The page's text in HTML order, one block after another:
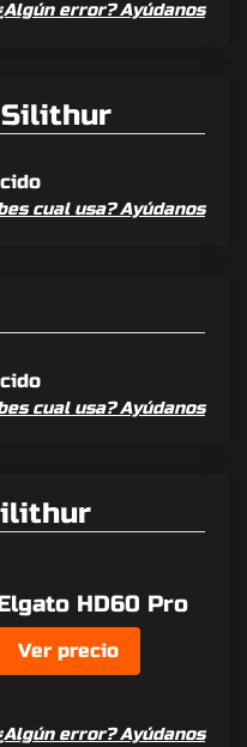
error? Ayúdanos
Silithur
cual usa? Ayúdanos
cual usa? Ayúdanos
HD60 Pro
Ver precio
error? Ayúdanos